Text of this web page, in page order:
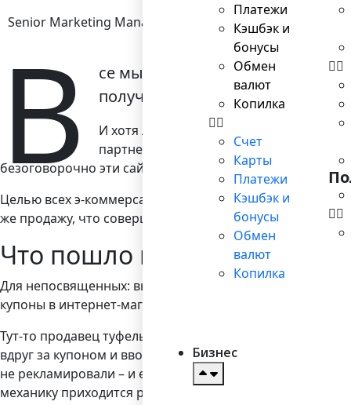
Платежи
Кэшбэк и
бонусы
Обмен
валют
Копилка
Счет
Карты
Платежи
Кэшбэк и
бонусы
Обмен
валют
Копилка
Бизнес
Senior Marketing Manager
В
се мы слышали заявления
получать процент с продажи
И хотя лет пять назад этот взгляд был
партнерских купонов вроде Coupon
безоговорочно эти сайты поддерживают, хотя по
Целью всех э-коммерсантов должен становиться
же продажу, что совершаешь и сам.
Что пошло не так?
Для непосвященных: вы наверняка знаете, что при
купоны в интернет-магазине. Так что и вы идете
Тут-то продавец туфель или косметики и
вдруг за купоном и вводит его код, отдавая часть
не рекламировали – и ещё вынужден ставить на свой
механику приходится растолковывать многим